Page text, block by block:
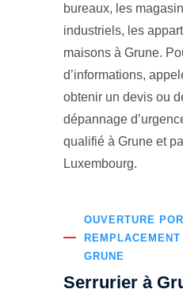
bureaux, les
industriels, les
maisons à Grune.
d’informations,
obtenir un devis ou
dépannage
qualifié à Grune et
Luxembourg.
OUVERTURE
GRUNE
Serrurier à